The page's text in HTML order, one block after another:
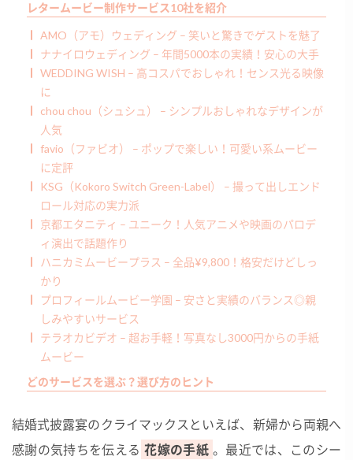
レタームービー制作サービス10社を紹介
AMO（アモ）ウェディング – 笑いと驚きでゲストを魅了
ナナイロウェディング – 年間5000本の実績！安心の大手
WEDDING WISH – 高コスパでおしゃれ！センス光る映像
に
chou chou（シュシュ） – シンプルおしゃれなデザインが
人気
favio（ファビオ） – ポップで楽しい！可愛い系ムービー
に定評
KSG（Kokoro Switch Green-Label） – 撮って出しエンド
ロール対応の実力派
京都エタニティ – ユニーク！人気アニメや映画のパロデ
ィ演出で話題作り
ハニカミムービープラス – 全品¥9,800！格安だけどしっ
かり
プロフィールムービー学園 – 安さと実績のバランス◎親
しみやすいサービス
テラオカビデオ – 超お手軽！写真なし3000円からの手紙
ムービー
どのサービスを選ぶ？選び方のヒント
結婚式披露宴のクライマックスといえば、新婦から両親へ
感謝の気持ちを伝える 花嫁の手紙 。最近では、このシー